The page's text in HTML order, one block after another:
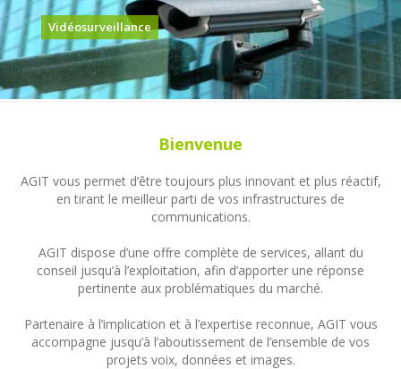
Vidéosurveillance
Bienvenue
AGIT vous permet d’être toujours plus innovant et plus réactif,
en tirant le meilleur parti de vos infrastructures de
communications.
AGIT dispose d’une offre complète de services, allant du
conseil jusqu’à l’exploitation, afin d’apporter une réponse
pertinente aux problématiques du marché.
Partenaire à l’implication et à l’expertise reconnue, AGIT vous
accompagne jusqu’à l’aboutissement de l’ensemble de vos
projets voix, données et images.